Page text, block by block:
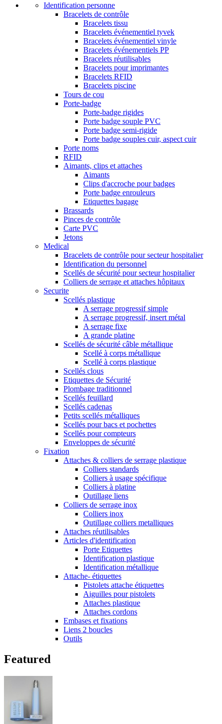
Identification personne
Bracelets de contrôle
Bracelets tissu
Bracelets événementiel tyvek
Bracelets événementiel vinyle
Bracelets événementiels PP
Bracelets réutilisables
Bracelets pour imprimantes
Bracelets RFID
Bracelets piscine
Tours de cou
Porte-badge
Porte-badge rigides
Porte badge souple PVC
Porte badge semi-rigide
Porte badge souples cuir, aspect cuir
Porte noms
RFID
Aimants, clips et attaches
Aimants
Clips d'accroche pour badges
Porte badge enrouleurs
Etiquettes bagage
Brassards
Pinces de contrôle
Carte PVC
Jetons
Medical
Bracelets de contrôle pour secteur hospitalier
Identification du personnel
Scellés de sécurité pour secteur hospitalier
Colliers de serrage et attaches hôpitaux
Securite
Scellés plastique
A serrage progressif simple
A serrage progressif, insert métal
A serrage fixe
A grande platine
Scellés de sécurité câble métallique
Scellé à corps métallique
Scellé à corps plastique
Scellés clous
Etiquettes de Sécurité
Plombage traditionnel
Scellés feuillard
Scellés cadenas
Petits scellés métalliques
Scellés pour bacs et pochettes
Scellés pour compteurs
Enveloppes de sécurité
Fixation
Attaches & colliers de serrage plastique
Colliers standards
Colliers à usage spécifique
Colliers à platine
Outillage liens
Colliers de serrage inox
Colliers inox
Outillage colliers metalliques
Attaches réutilisables
Articles d'identification
Porte Etiquettes
Identification plastique
Identification métallique
Attache- étiquettes
Pistolets attache étiquettes
Aiguilles pour pistolets
Attaches plastique
Attaches cordons
Embases et fixations
Liens 2 boucles
Outils
Featured